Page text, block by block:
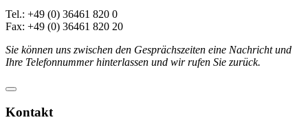
Tel.: +49 (0) 36461 820 0
Fax: +49 (0) 36461 820 20
Sie können uns zwischen den Gesprächszeiten eine Nachricht und
Ihre Telefonnummer hinterlassen und wir rufen Sie zurück.
Kontakt